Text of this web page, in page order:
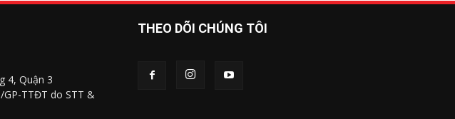
4, Quận 3
TTĐT do STT &
THEO DÕI CHÚNG TÔI